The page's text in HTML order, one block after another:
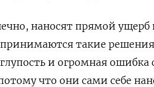
наносят прямой ущерб
такие
и огромная
что они сами себе